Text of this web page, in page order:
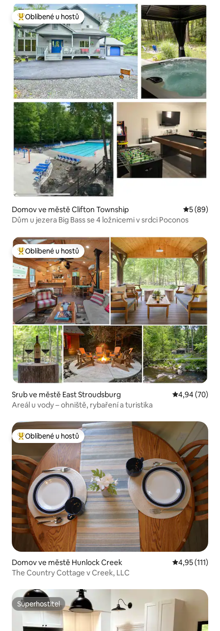
Nejlepší v kategorii Oblíbené u hostů
Oblíbené u hostů
Domov ve městě Clifton Township Průměrné
5 (89)
Dům u jezera Big Bass se 4 ložnicemi v srdci Poconos
Nejlepší v kategorii Oblíbené u hostů
Oblíbené u hostů
Srub ve městě East Stroudsburg Průměrné
4,94 (70)
Areál u vody – ohniště, rybaření a turistika
Nejlepší v kategorii Oblíbené u hostů
Oblíbené u hostů
Domov ve městě Hunlock Creek Průměrné
4,95 (111)
The Country Cottage v Creek, LLC
Superhostitel
Superhostitel